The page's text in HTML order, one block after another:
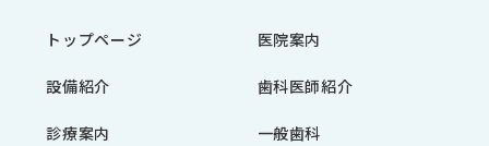
トップページ 医院案内
設備紹介 歯科医師紹介
診療案内 一般歯科